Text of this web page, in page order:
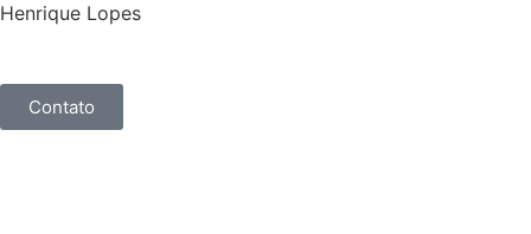
Henrique Lopes
Contato